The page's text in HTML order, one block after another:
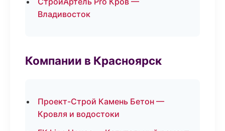
Владивосток
Компании в Красноярск
Проект-Строй Камень Бетон —
Кровля и водостоки